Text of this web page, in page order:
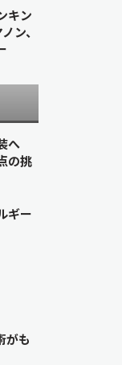
キン
ン、
へ
の挑
ギー
がも